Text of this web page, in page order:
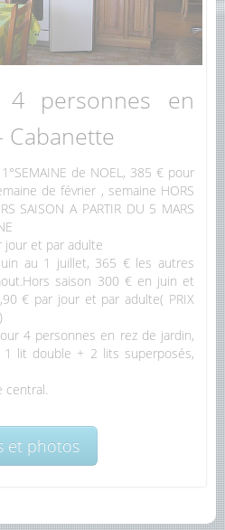
4 personnes en
Cabanette
de NOEL, 385 € pour
de février , semaine HORS
SAISON A PARTIR DU 5 MARS
jour et par adulte
au 1 juillet, 365 € les autres
saison 300 € en juin et
€ par jour et par adulte( PRIX
4 personnes en rez de jardin,
1 lit double + 2 lits superposés,
central.
et photos